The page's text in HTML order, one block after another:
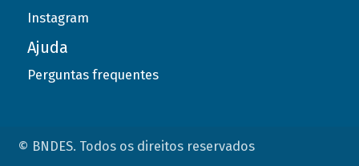
Instagram
Ajuda
Perguntas frequentes
© BNDES. Todos os direitos reservados